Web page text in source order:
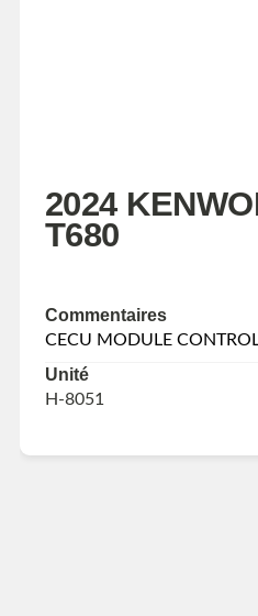
2024
T680
Commentaires
CECU MODULE
Unité
H-8051